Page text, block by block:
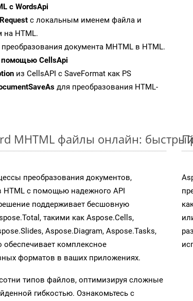
с WordsApi
с локальным именем файла и
HTML.
документа MHTML в HTML.
помощью CellsApi
из CellsAPI с SaveFormat как PS
для преобразования HTML-
MHTML файлы онлайн:
преобразования документов,
HTML с помощью надежного API
поддерживает бесшовную
такими как Aspose.Cells,
Aspose.Diagram, Aspose.Tasks,
обеспечивает комплексное
форматов в ваших приложениях.
типов файлов, оптимизируя сложные
гибкостью. Ознакомьтесь с